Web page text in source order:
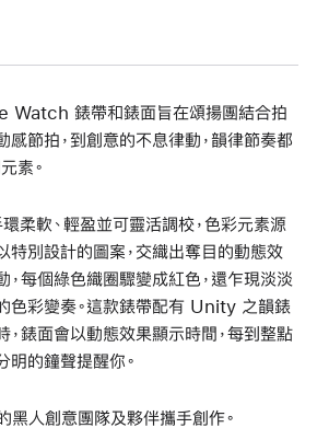
錶帶和錶面旨在頌揚團結合拍
感節拍，到創意的不息律動，韻律節奏都
素。
柔軟、輕盈並可靈活調校，色彩元素源
特別設計的圖案，交織出奪目的動態效
，每個綠色織圈驟變成紅色，還乍現淡淡
色彩變奏。這款錶帶配有 Unity 之韻錶
，錶面會以動態效果顯示時間，每到整點
明的鐘聲提醒你。
人創意團隊及夥伴攜手創作。